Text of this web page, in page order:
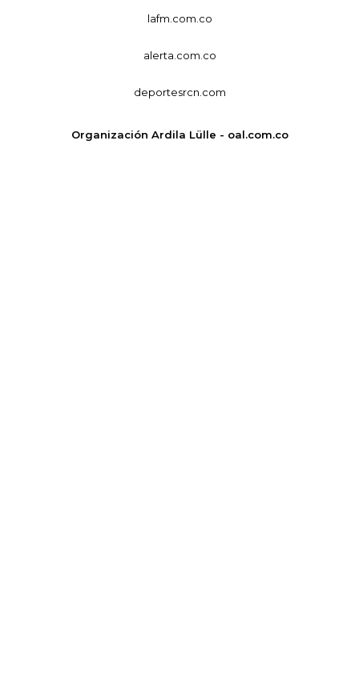
lafm.com.co
alerta.com.co
deportesrcn.com
Organización Ardila Lülle - oal.com.co